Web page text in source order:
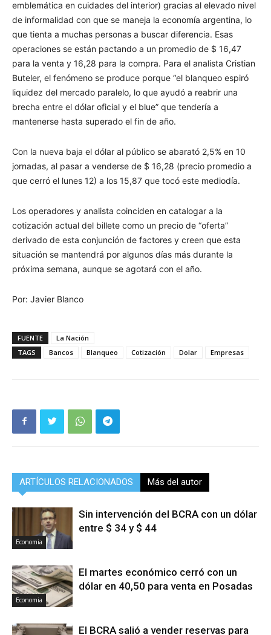
emblemática en cuidades del interior) gracias al elevado nivel
de informalidad con que se maneja la economía argentina, lo
que tienta a muchas personas a buscar diferencia. Esas
operaciones se están pactando a un promedio de $ 16,47
para la venta y 16,28 para la compra. Para el analista Cristian
Buteler, el fenómeno se produce porque “el blanqueo espiró
liquidez del mercado paralelo, lo que ayudó a reabrir una
brecha entre el dólar oficial y el blue” que tendería a
mantenerse hasta superado el fin de año.
Con la nueva baja el dólar al público se abarató 2,5% en 10
jornadas, al pasar a venderse de $ 16,28 (precio promedio a
que cerró el lunes 12) a los 15,87 que tocó este mediodía.
Los operadores y analista coinciden en catalogar a la
cotización actual del billete como un precio de “oferta”
derivado de esta conjunción de factores y creen que esta
situación se mantendrá por algunos días más durante la
próxima semana, aunque se agotará con el año.
Por: Javier Blanco
FUENTE
La Nación
TAGS
Bancos Blanqueo Cotización Dolar Empresas
ARTÍCULOS RELACIONADOS Más del autor
Economia
Sin intervención del BCRA con un dólar
entre $ 34 y $ 44
Economia
El martes económico cerró con un
dólar en 40,50 para venta en Posadas
El BCRA salió a vender reservas para